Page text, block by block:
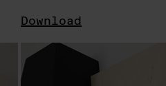
Download